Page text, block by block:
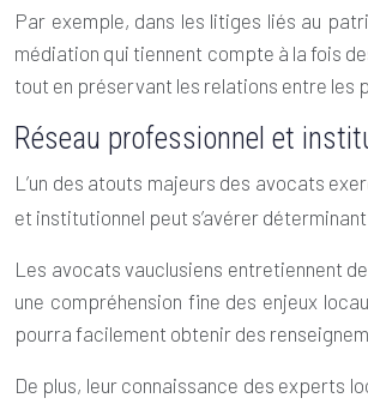
Par exemple, dans les litiges liés au
médiation qui tiennent compte à la fois
tout en préservant les relations entre les
Réseau professionnel et
L’un des atouts majeurs des avocats
et institutionnel peut s’avérer
Les avocats vauclusiens entretiennent
une compréhension fine des enjeux
pourra facilement obtenir des
De plus, leur connaissance des experts